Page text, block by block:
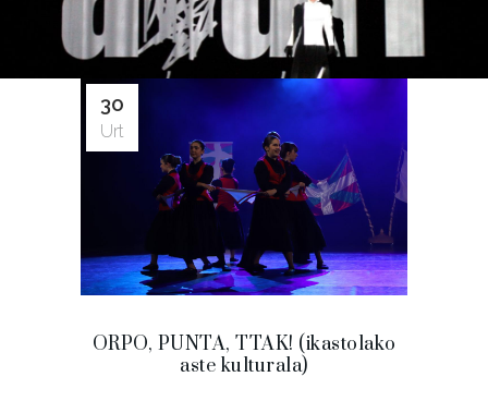
30
Urt
ORPO, PUNTA, TTAK! (ikastolako
aste kulturala)